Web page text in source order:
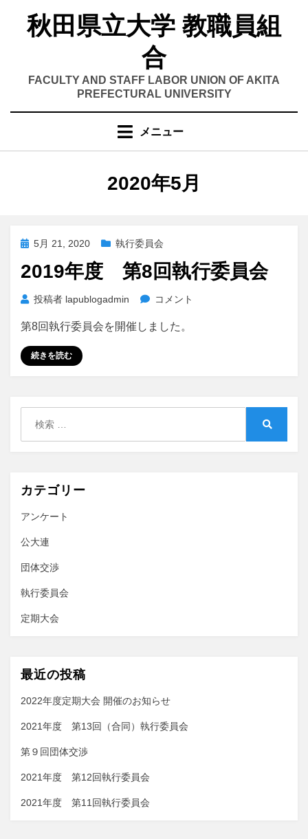
秋田県立大学 教職員組
合
FACULTY AND STAFF LABOR UNION OF AKITA
PREFECTURAL UNIVERSITY
メニュー
月別
:
2020年5月
投
日:
5月 21, 2020 執行委員会
2019年度 第8回執行委員会
投稿者 lapublogadmin
2019
度
コメント
第8回執行委員会を開催しました。
続きを読む
カテゴリー
アンケート
公大連
団体交渉
執行委員会
定期大会
最近の投稿
2022年度定期⼤会 開催のお知らせ
2021年度 第13回（合同）執行委員会
第９回団体交渉
2021年度 第12回執行委員会
2021年度 第11回執行委員会